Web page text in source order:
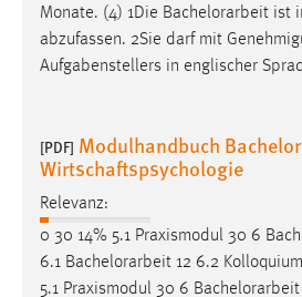
Monate. (4) 1Die Bachelorarbeit ist
abzufassen. 2Sie darf mit
Aufgabenstellers in englischer
[PDF] Modulhandbuch
Wirtschaftspsychologie
Relevanz:
0 30 14% 5.1 Praxismodul 30 6
6.1 Bachelorarbeit 12 6.2
5.1 Praxismodul 30 6 Bachelorarbeit